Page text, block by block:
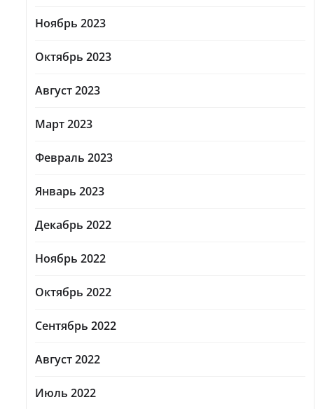
Ноябрь 2023
Октябрь 2023
Август 2023
Март 2023
Февраль 2023
Январь 2023
Декабрь 2022
Ноябрь 2022
Октябрь 2022
Сентябрь 2022
Август 2022
Июль 2022